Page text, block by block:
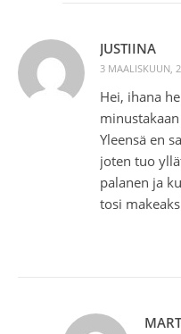
JUSTIINA
3 MAALISKUUN,
Hei, ihana
Yleensä en
joten tuo
palanen ja
tosi